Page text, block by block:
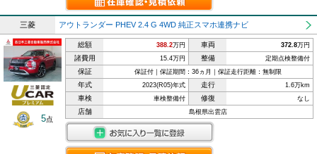
三菱 アウトランダー PHEV 2.4 G 4WD 純正スマホ連携ナビ
5点
総額 388.2万円 車両 372.8万円
諸費用 15.4万円 整備 定期点検整備付
保証 保証付｜保証期間：36ヵ月｜保証走行距離：無制限
年式 2023(R05)年式 走行 1.6万km
車検 車検整備付 修復 なし
店舗 島根県出雲店